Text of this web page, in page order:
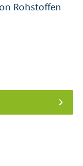
Rohstoffen